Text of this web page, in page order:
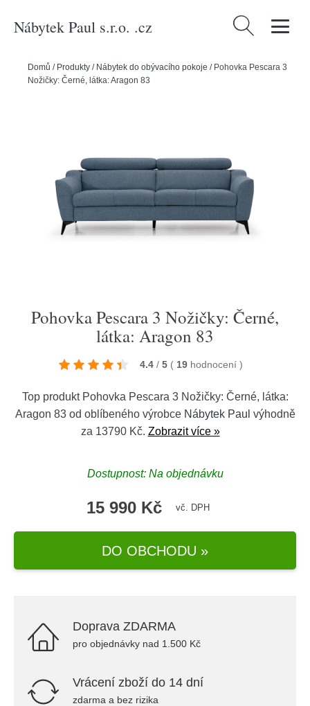
Nábytek Paul s.r.o. .cz Vyhledávání
Domů / Produkty / Nábytek do obývacího pokoje / Pohovka Pescara 3
Nožičky: Černé, látka: Aragon 83
Pohovka Pescara 3 Nožičky: Černé,
látka: Aragon 83
4.4 / 5 ( 19 hodnocení )
Top produkt Pohovka Pescara 3 Nožičky: Černé, látka:
Aragon 83 od oblíbeného výrobce Nábytek Paul výhodně
za 13790 Kč. Zobrazit více »
Dostupnost: Na objednávku
15 990 Kč vč. DPH
DO OBCHODU »
Doprava ZDARMA
pro objednávky nad 1.500 Kč
Vrácení zboží do 14 dní
zdarma a bez rizika